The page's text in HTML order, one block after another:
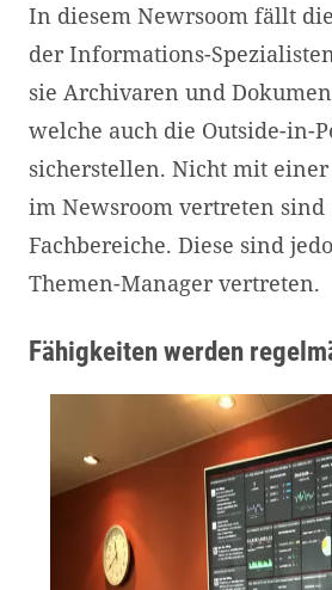
In diesem Newrsoom fällt
der Informations-
sie Archivaren und
welche auch die Outside-in-
sicherstellen. Nicht mit
im Newsroom vertreten sind
Fachbereiche. Diese sind
Themen-Manager vertreten.
Fähigkeiten werden